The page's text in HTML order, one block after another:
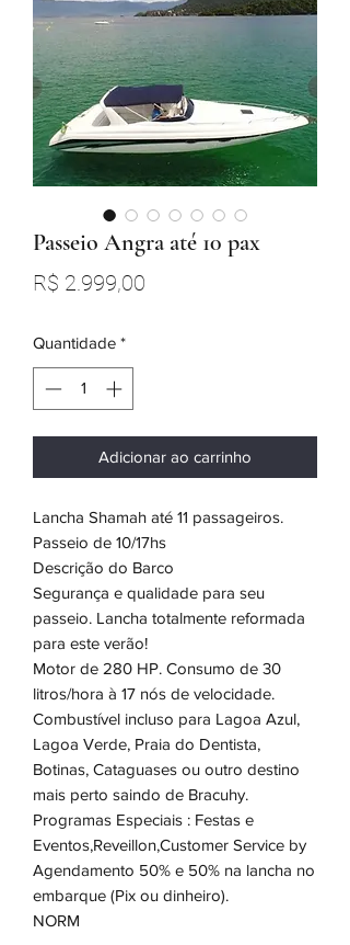
Passeio Angra até 10 pax
R$ 2.999,00
Quantidade *
Adicionar ao carrinho
Lancha Shamah até 11 passageiros.
Passeio de 10/17hs
Descrição do Barco
Segurança e qualidade para seu
passeio. Lancha totalmente reformada
para este verão!
Motor de 280 HP. Consumo de 30
litros/hora à 17 nós de velocidade.
Combustível incluso para Lagoa Azul,
Lagoa Verde, Praia do Dentista,
Botinas, Cataguases ou outro destino
mais perto saindo de Bracuhy.
Programas Especiais : Festas e
Eventos,Reveillon,Customer Service by
Agendamento 50% e 50% na lancha no
embarque (Pix ou dinheiro).
NORM